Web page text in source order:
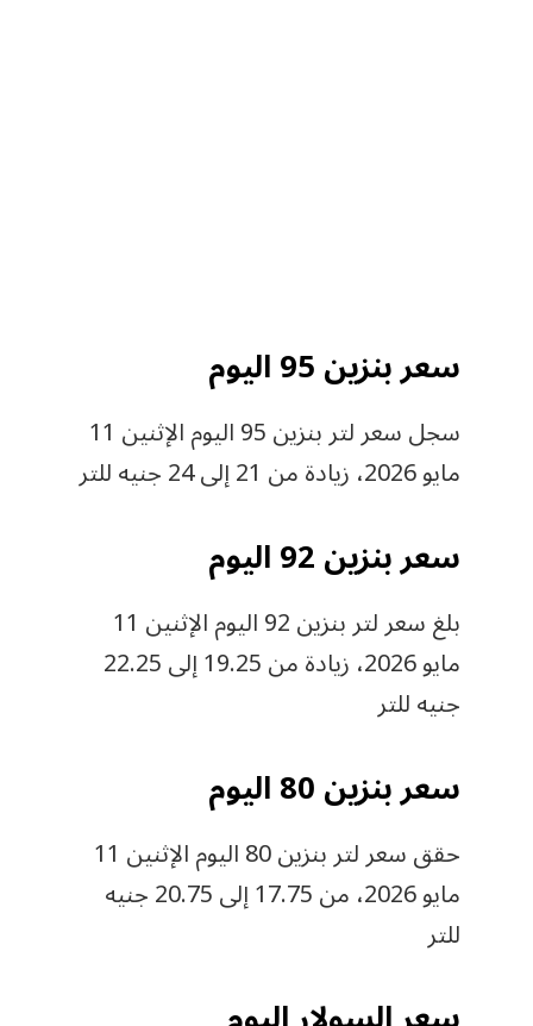
سعر بنزين 95 اليوم
سجل سعر لتر بنزين 95 اليوم الإثنين 11
مايو 2026، زيادة من 21 إلى 24 جنيه للتر
سعر بنزين 92 اليوم
بلغ سعر لتر بنزين 92 اليوم الإثنين 11
مايو 2026، زيادة من 19.25 إلى 22.25
جنيه للتر
سعر بنزين 80 اليوم
حقق سعر لتر بنزين 80 اليوم الإثنين 11
مايو 2026، من 17.75 إلى 20.75 جنيه
للتر